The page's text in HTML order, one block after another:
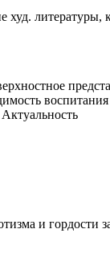
худ. литературы,
и гордости